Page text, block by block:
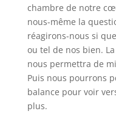
chambre de notre
nous-même la
réagirons-nous si
ou tel de nos bien.
nous permettra de
Puis nous pourrons
balance pour voir
plus.